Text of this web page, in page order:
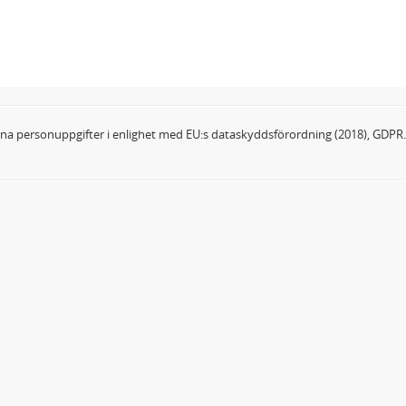
personuppgifter i enlighet med EU:s dataskyddsförordning (2018), GDPR.